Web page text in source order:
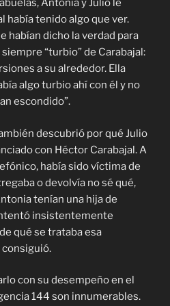
Antonia y Julio le
había tenido algo que ver.
habían dicho la verdad para
“turbio” de Carabajal:
a su alrededor. Ella
algo turbio ahí con él y no
escondido”.
descubrió por qué Julio
con Héctor Carabajal. A
había sido víctima de
o devolvía no sé qué,
tenían una hija de
insistentemente
qué se trataba esa
con su desempeño en el
144 son innumerables.